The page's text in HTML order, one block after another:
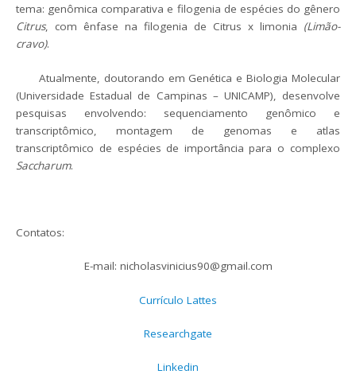
tema: genômica comparativa e filogenia de espécies do gênero
Citrus, com ênfase na filogenia de Citrus x limonia (Limão-
cravo).
Atualmente, doutorando em Genética e Biologia Molecular
(Universidade Estadual de Campinas – UNICAMP), desenvolve
pesquisas envolvendo: sequenciamento genômico e
transcriptômico, montagem de genomas e atlas
transcriptômico de espécies de importância para o complexo
Saccharum.
Contatos:
E-mail: nicholasvinicius90@gmail.com
Currículo Lattes
Researchgate
Linkedin